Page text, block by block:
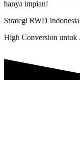
hanya impian!
Strategi RWD
High Conversion untuk